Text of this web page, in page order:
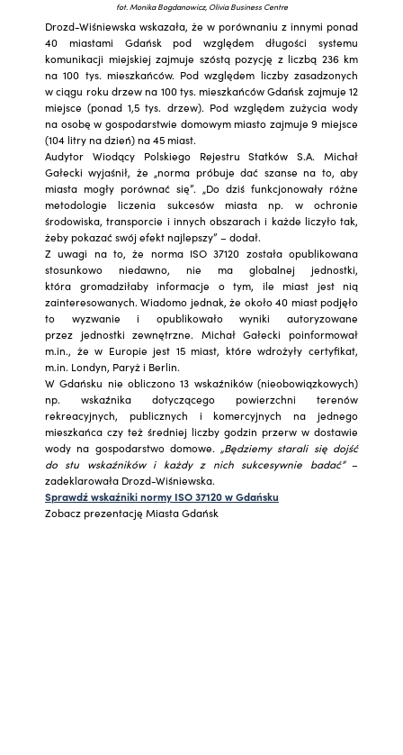
fot. Monika Bogdanowicz, Olivia Business Centre
Drozd-Wiśniewska wskazała, że w porównaniu z innymi ponad
40 miastami Gdańsk pod względem długości systemu
komunikacji miejskiej zajmuje szóstą pozycję z liczbą 236 km
na 100 tys. mieszkańców. Pod względem liczby zasadzonych
w ciągu roku drzew na 100 tys. mieszkańców Gdańsk zajmuje 12
miejsce (ponad 1,5 tys. drzew). Pod względem zużycia wody
na osobę w gospodarstwie domowym miasto zajmuje 9 miejsce
(104 litry na dzień) na 45 miast.
Audytor Wiodący Polskiego Rejestru Statków S.A. Michał
Gałecki wyjaśnił, że „norma próbuje dać szanse na to, aby
miasta mogły porównać się”. „Do dziś funkcjonowały różne
metodologie liczenia sukcesów miasta np. w ochronie
środowiska, transporcie i innych obszarach i każde liczyło tak,
żeby pokazać swój efekt najlepszy” – dodał.
Z uwagi na to, że norma ISO 37120 została opublikowana
stosunkowo niedawno, nie ma globalnej jednostki,
która gromadziłaby informacje o tym, ile miast jest nią
zainteresowanych. Wiadomo jednak, że około 40 miast podjęło
to wyzwanie i opublikowało wyniki autoryzowane
przez jednostki zewnętrzne. Michał Gałecki poinformował
m.in., że w Europie jest 15 miast, które wdrożyły certyfikat,
m.in. Londyn, Paryż i Berlin.
W Gdańsku nie obliczono 13 wskaźników (nieobowiązkowych)
np. wskaźnika dotyczącego powierzchni terenów
rekreacyjnych, publicznych i komercyjnych na jednego
mieszkańca czy też średniej liczby godzin przerw w dostawie
wody na gospodarstwo domowe. „Będziemy starali się dojść
do stu wskaźników i każdy z nich sukcesywnie badać” –
zadeklarowała Drozd-Wiśniewska.
Sprawdź wskaźniki normy ISO 37120 w Gdańsku
Zobacz prezentację Miasta Gdańsk